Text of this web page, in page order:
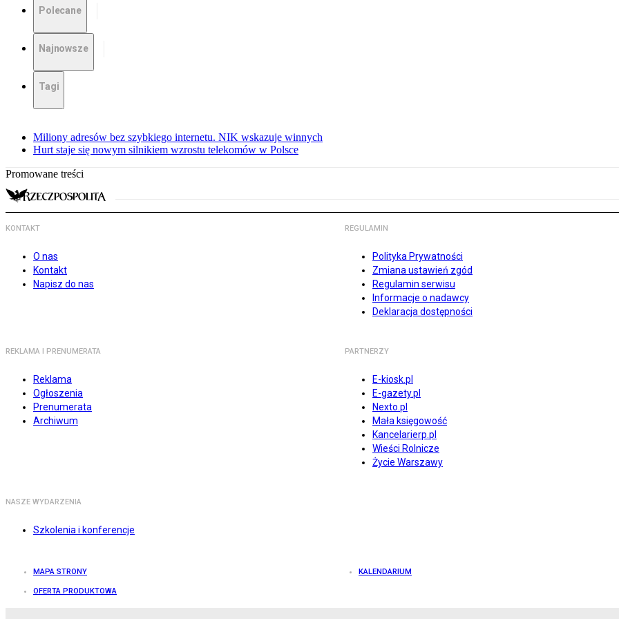
Polecane
Najnowsze
Tagi
Miliony adresów bez szybkiego internetu. NIK wskazuje winnych
Hurt staje się nowym silnikiem wzrostu telekomów w Polsce
Promowane treści
KONTAKT
O nas
Kontakt
Napisz do nas
REGULAMIN
Polityka Prywatności
Zmiana ustawień zgód
Regulamin serwisu
Informacje o nadawcy
Deklaracja dostępności
REKLAMA I PRENUMERATA
Reklama
Ogłoszenia
Prenumerata
Archiwum
PARTNERZY
E-kiosk.pl
E-gazety.pl
Nexto.pl
Mała księgowość
Kancelarierp.pl
Wieści Rolnicze
Życie Warszawy
NASZE WYDARZENIA
Szkolenia i konferencje
MAPA STRONY KALENDARIUM
OFERTA PRODUKTOWA